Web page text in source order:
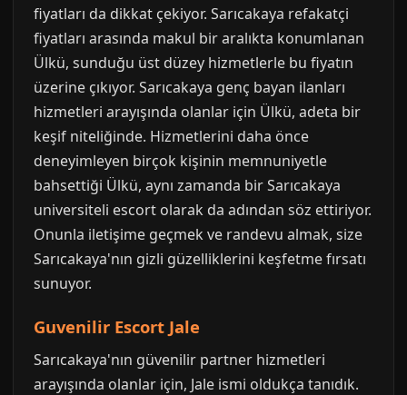
fiyatları da dikkat çekiyor. Sarıcakaya refakatçi
fiyatları arasında makul bir aralıkta konumlanan
Ülkü, sunduğu üst düzey hizmetlerle bu fiyatın
üzerine çıkıyor. Sarıcakaya genç bayan ilanları
hizmetleri arayışında olanlar için Ülkü, adeta bir
keşif niteliğinde. Hizmetlerini daha önce
deneyimleyen birçok kişinin memnuniyetle
bahsettiği Ülkü, aynı zamanda bir Sarıcakaya
universiteli escort olarak da adından söz ettiriyor.
Onunla iletişime geçmek ve randevu almak, size
Sarıcakaya'nın gizli güzelliklerini keşfetme fırsatı
sunuyor.
Guvenilir Escort Jale
Sarıcakaya'nın güvenilir partner hizmetleri
arayışında olanlar için, Jale ismi oldukça tanıdık.